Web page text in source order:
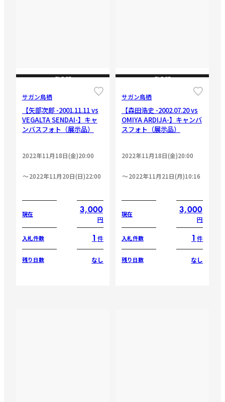
CLOSE
サガン鳥栖
【矢部次郎 -2001.11.11 vs
VEGALTA SENDAI-】キャ
ンバスフォト（展示品）
2022年11月18日(金)20:00
2022年11月20日(日)22:00
現在 3,000
円
入札件数 1 件
残り日数 なし
CLOSE
サガン鳥栖
【森田浩史 -2002.07.20 vs
OMIYA ARDIJA-】キャンバ
スフォト（展示品）
2022年11月18日(金)20:00
2022年11月21日(月)10:16
現在 3,000
円
入札件数 1 件
残り日数 なし